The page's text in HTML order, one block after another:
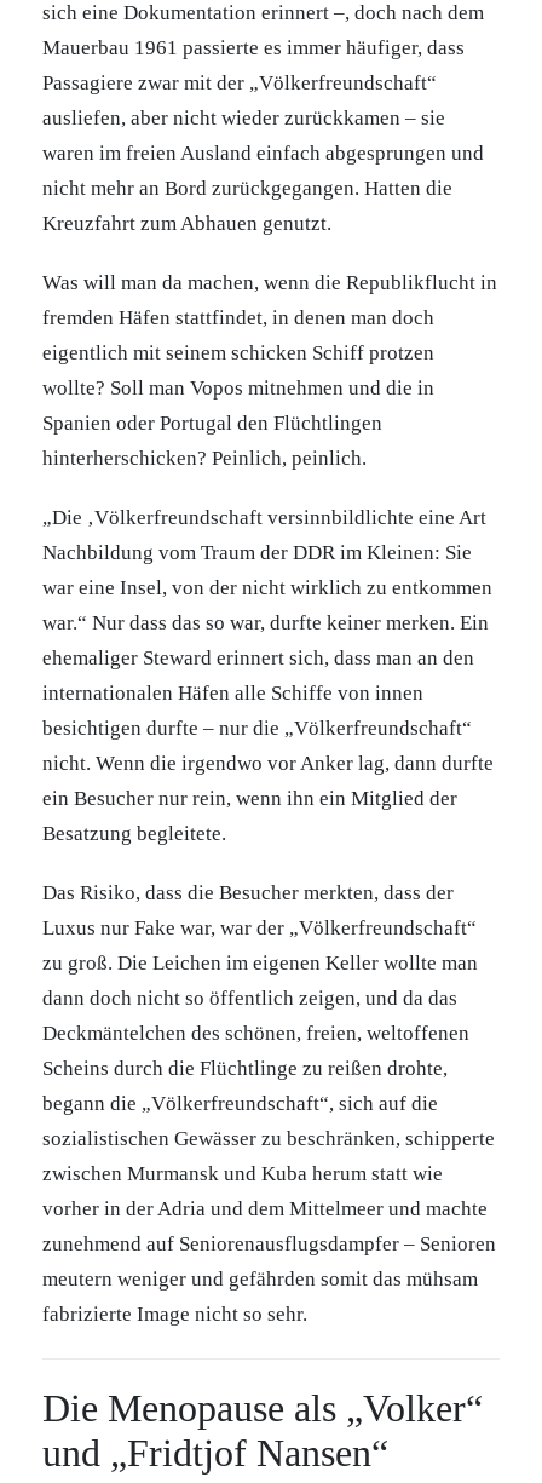
sich eine Dokumentation erinnert –, doch nach dem
Mauerbau 1961 passierte es immer häufiger, dass
Passagiere zwar mit der „Völkerfreundschaft“
ausliefen, aber nicht wieder zurückkamen – sie
waren im freien Ausland einfach abgesprungen und
nicht mehr an Bord zurückgegangen. Hatten die
Kreuzfahrt zum Abhauen genutzt.
Was will man da machen, wenn die Republikflucht in
fremden Häfen stattfindet, in denen man doch
eigentlich mit seinem schicken Schiff protzen
wollte? Soll man Vopos mitnehmen und die in
Spanien oder Portugal den Flüchtlingen
hinterherschicken? Peinlich, peinlich.
„Die ‚Völkerfreundschaft versinnbildlichte eine Art
Nachbildung vom Traum der DDR im Kleinen: Sie
war eine Insel, von der nicht wirklich zu entkommen
war.“ Nur dass das so war, durfte keiner merken. Ein
ehemaliger Steward erinnert sich, dass man an den
internationalen Häfen alle Schiffe von innen
besichtigen durfte – nur die „Völkerfreundschaft“
nicht. Wenn die irgendwo vor Anker lag, dann durfte
ein Besucher nur rein, wenn ihn ein Mitglied der
Besatzung begleitete.
Das Risiko, dass die Besucher merkten, dass der
Luxus nur Fake war, war der „Völkerfreundschaft“
zu groß. Die Leichen im eigenen Keller wollte man
dann doch nicht so öffentlich zeigen, und da das
Deckmäntelchen des schönen, freien, weltoffenen
Scheins durch die Flüchtlinge zu reißen drohte,
begann die „Völkerfreundschaft“, sich auf die
sozialistischen Gewässer zu beschränken, schipperte
zwischen Murmansk und Kuba herum statt wie
vorher in der Adria und dem Mittelmeer und machte
zunehmend auf Seniorenausflugsdampfer – Senioren
meutern weniger und gefährden somit das mühsam
fabrizierte Image nicht so sehr.
Die Menopause als „Volker“
und „Fridtjof Nansen“